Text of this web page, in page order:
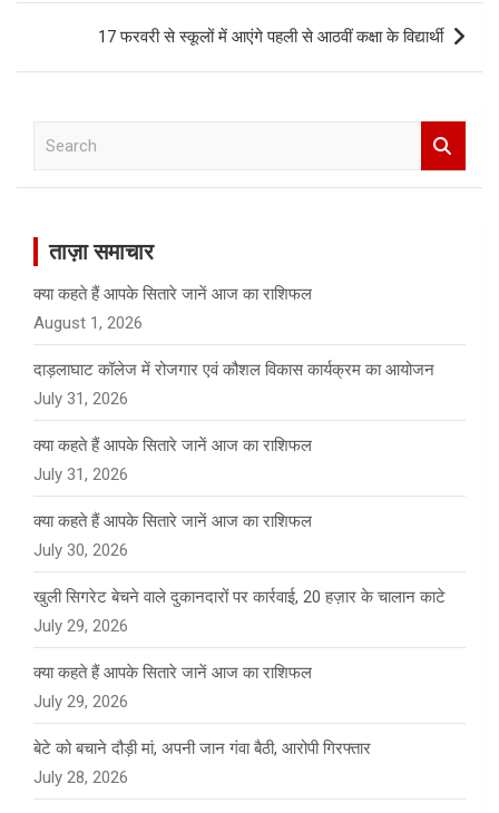
17 फरवरी से स्कूलों में आएंगे पहली से आठवीं कक्षा के विद्यार्थी
ताज़ा समाचार
क्या कहते हैं आपके सितारे जानें आज का राशिफल
August 1, 2026
दाड़लाघाट कॉलेज में रोजगार एवं कौशल विकास कार्यक्रम का आयोजन
July 31, 2026
क्या कहते हैं आपके सितारे जानें आज का राशिफल
July 31, 2026
क्या कहते हैं आपके सितारे जानें आज का राशिफल
July 30, 2026
खुली सिगरेट बेचने वाले दुकानदारों पर कार्रवाई, 20 हज़ार के चालान काटे
July 29, 2026
क्या कहते हैं आपके सितारे जानें आज का राशिफल
July 29, 2026
बेटे को बचाने दौड़ी मां, अपनी जान गंवा बैठी, आरोपी गिरफ्तार
July 28, 2026